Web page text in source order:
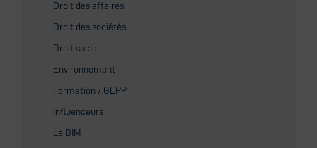
Droit des affaires
Droit des sociétés
Droit social
Environnement
Formation / GEPP
Influenceurs
Le BIM